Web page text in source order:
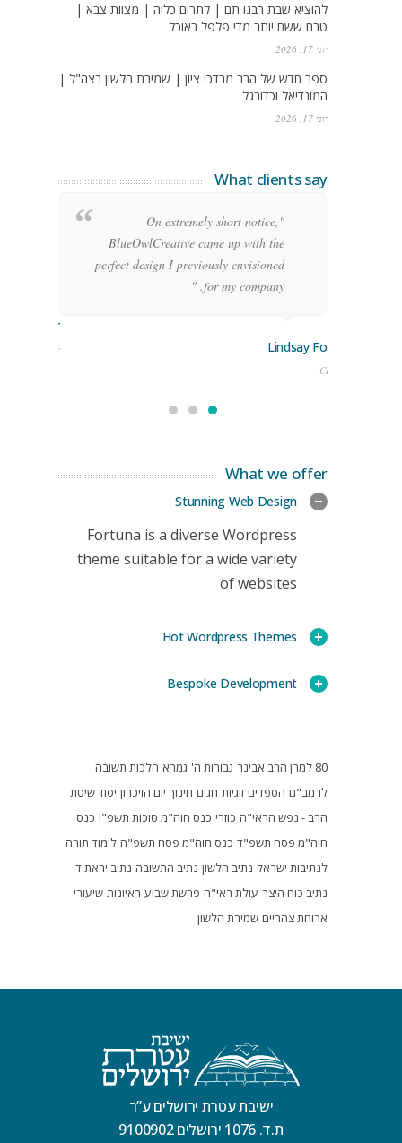
להוציא שבת רבנו תם | לתרום כליה | מצוות צבא |
טבח ששם יותר מדי פלפל באוכל
יוני 17, 2026
ספר חדש של הרב מרדכי ציון | שמירת הלשון בצה"ל |
המונדיאל וכדורגל
יוני 17, 2026
What clients say
"On extremely short notice,
BlueOwlCreative came up with the
perfect design I previously envisioned
for my company. "
Lindsay Ford
CEO
Stoner
Manager
What we offer
Stunning Web Design
Fortuna is a diverse Wordpress
theme suitable for a wide variety
of websites
Hot Wordpress Themes
Bespoke Development
80 למרן הרב אבינר גבורות ה' גמרא הלכות תשובה
לרמב"ם הספדים זוגיות חגים חינוך יום הזיכרון יסוד שיטת
הרב - נפש הראי"ה כוזרי כנס חוה"מ סוכות תשפ"ו כנס
חוה"מ פסח תשפ"ד כנס חוה"מ פסח תשפ"ה לימוד תורה
לנתיבות ישראל נתיב הלשון נתיב התשובה נתיב יראת ד'
נתיב כוח היצר עולת ראי"ה פרשת שבוע ראיונות שיעורי
ארוחת צהריים שמירת הלשון
ישיבת עטרת ירושלים ע”ר
ת.ד. 1076 ירושלים 9100902